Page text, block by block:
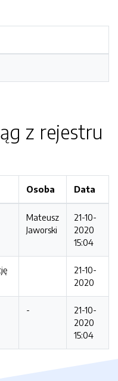
z rejestru
Osoba Data
Mateusz
Jaworski
21-10-
2020
15:04
21-10-
2020
-
21-10-
2020
15:04